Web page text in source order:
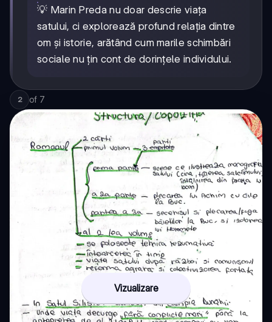
💡 Marin Preda nu doar descrie viața
satului, ci explorează profund relația dintre
om și istorie, arătând cum marile schimbări
sociale nu țin cont de dorințele individului.
2 of 7
Vizualizare